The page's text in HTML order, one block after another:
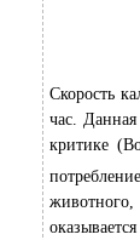
Скорость
час.
критике